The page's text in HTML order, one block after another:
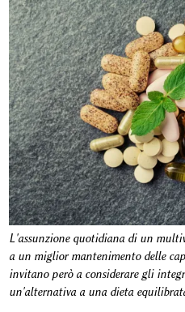
L'assunzione quotidiana di un
a un miglior mantenimento delle
invitano però a considerare gli
un'alternativa a una dieta